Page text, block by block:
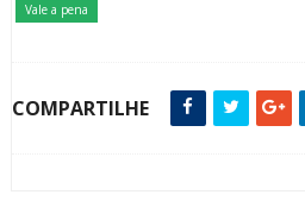
Vale a pena
COMPARTILHE